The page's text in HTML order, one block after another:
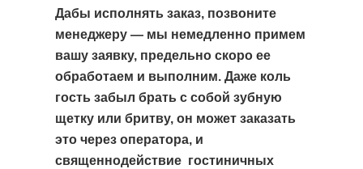
Дабы исполнять заказ, позвоните
менеджеру — мы немедленно примем
вашу заявку, предельно скоро ее
обработаем и выполним. Даже коль
гость забыл брать с собой зубную
щетку или бритву, он может заказать
это через оператора, и
священнодействие гостиничных